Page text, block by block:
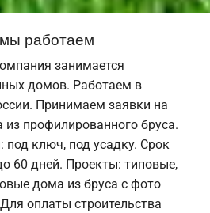
работаем
занимается
домов. Работаем в
Принимаем заявки на
профилированного бруса.
под ключ, под усадку. Срок
60 дней. Проекты: типовые,
дома из бруса с фото
оплаты строительства